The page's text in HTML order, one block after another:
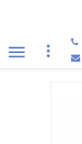
